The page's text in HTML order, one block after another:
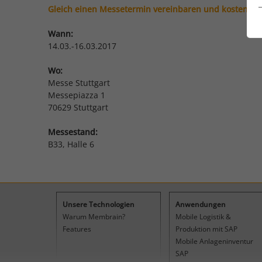
Gleich einen Messetermin vereinbaren und
Wann:
14.03.-16.03.2017
Wo:
Messe Stuttgart
Messepiazza 1
70629 Stuttgart
Messestand:
B33, Halle 6
Unsere Technologien
Warum Membrain?
Features
Anwendungen
Mobile Logistik &
Produktion mit SAP
Mobile Anlageninventur
SAP